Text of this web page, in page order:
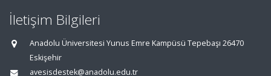
İletişim Bilgileri
Anadolu Üniversitesi Yunus Emre Kampüsü Tepebaşı 26470
Eskişehir
avesisdestek@anadolu.edu.tr